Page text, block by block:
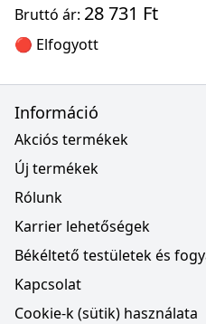
Bruttó ár: 28 731 Ft
🔴 Elfogyott
Információ
Akciós termékek
Új termékek
Rólunk
Karrier lehetőségek
Békéltető testületek és
Kapcsolat
Cookie-k (sütik) használata